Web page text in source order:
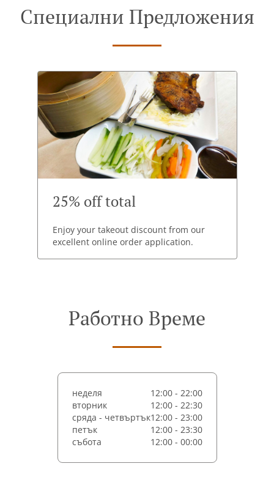
Специални Предложения
25% off total
Enjoy your takeout discount from our
excellent online order application.
Работно Време
неделя
12:00 - 22:00
вторник
12:00 - 22:30
сряда - четвъртък12:00 - 23:00
петък
12:00 - 23:30
събота
12:00 - 00:00